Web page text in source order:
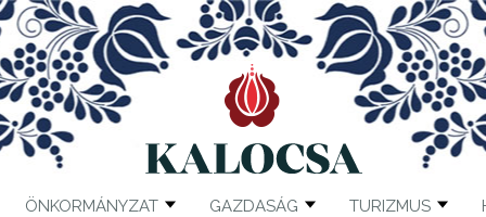
ÖNKORMÁNYZAT GAZDASÁG TURIZMUS